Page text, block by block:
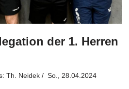
der 1. Herren
So., 28.04.2024